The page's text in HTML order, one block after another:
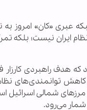
عبری «کان» امروز به
ایران نیست؛ بلکه
که هدف راهبردی کارزار
توانمندی‌های
مرزهای شمالی
شمار می‌رود.